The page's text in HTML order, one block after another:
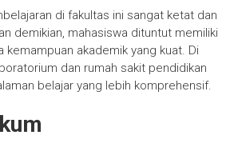
di fakultas ini sangat ketat dan
demikian, mahasiswa dituntut memiliki
kemampuan akademik yang kuat. Di
dan rumah sakit pendidikan
belajar yang lebih komprehensif.